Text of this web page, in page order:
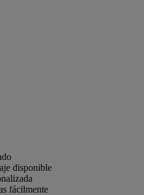
disponible
fácilmente